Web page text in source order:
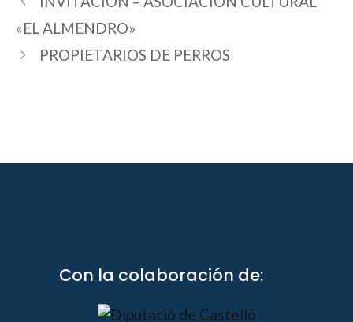
«EL ALMENDRO»
PROPIETARIOS DE PERROS
Con la colaboración de: